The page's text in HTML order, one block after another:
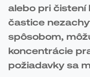
alebo pri čistení
častice
spôsobom,
koncentrácie
požiadavky sa